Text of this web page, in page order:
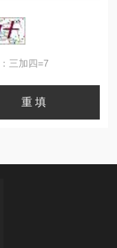
三加四=7